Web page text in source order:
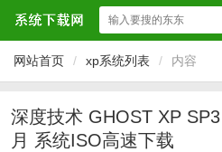
网站首页 / xp系统列表 / 内容
深度技术 GHOST XP
月 系统ISO高速下载